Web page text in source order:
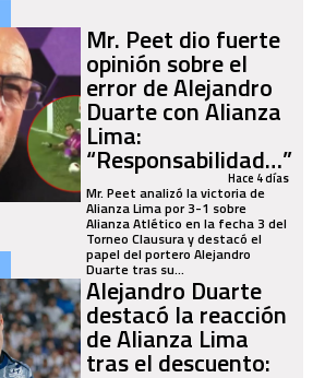
Mr. Peet dio fuerte
opinión sobre el
error de Alejandro
Duarte con Alianza
Lima:
“Responsabilidad…”
Hace 4 días
Mr. Peet analizó la victoria de
Alianza Lima por 3-1 sobre
Alianza Atlético en la fecha 3 del
Torneo Clausura y destacó el
papel del portero Alejandro
Duarte tras su...
Alejandro Duarte
destacó la reacción
de Alianza Lima
tras el descuento: